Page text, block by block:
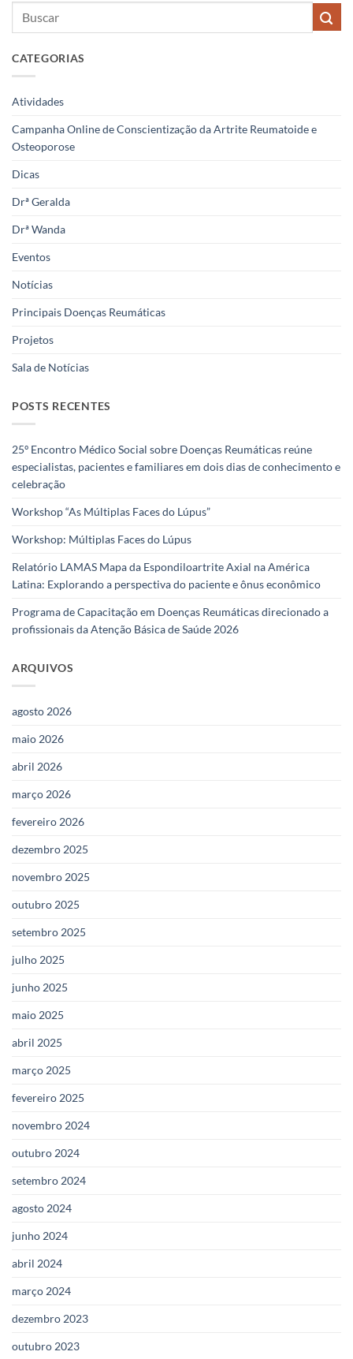
CATEGORIAS
Atividades
Campanha Online de Conscientização da Artrite Reumatoide e
Osteoporose
Dicas
Drª Geralda
Drª Wanda
Eventos
Notícias
Principais Doenças Reumáticas
Projetos
Sala de Notícias
POSTS RECENTES
25º Encontro Médico Social sobre Doenças Reumáticas reúne
especialistas, pacientes e familiares em dois dias de conhecimento e
celebração
Workshop “As Múltiplas Faces do Lúpus”
Workshop: Múltiplas Faces do Lúpus
Relatório LAMAS Mapa da Espondiloartrite Axial na América
Latina: Explorando a perspectiva do paciente e ônus econômico
Programa de Capacitação em Doenças Reumáticas direcionado a
profissionais da Atenção Básica de Saúde 2026
ARQUIVOS
agosto 2026
maio 2026
abril 2026
março 2026
fevereiro 2026
dezembro 2025
novembro 2025
outubro 2025
setembro 2025
julho 2025
junho 2025
maio 2025
abril 2025
março 2025
fevereiro 2025
novembro 2024
outubro 2024
setembro 2024
agosto 2024
junho 2024
abril 2024
março 2024
dezembro 2023
outubro 2023